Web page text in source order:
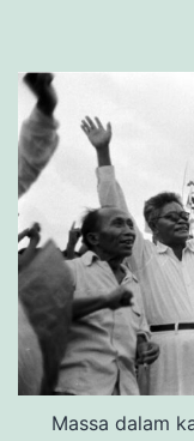
Massa dalam